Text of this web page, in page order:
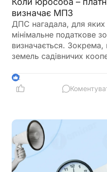
визначає МПЗ
ДПС нагадала, для яких
мінімальне податкове
визначається.
земель садівничих
ділянок у межах
земель, що перебувають
враховувати
Податковим кодексом
2